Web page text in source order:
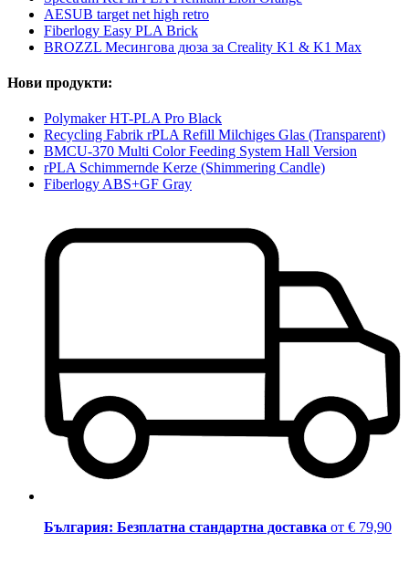
AESUB target net high retro
Fiberlogy Easy PLA Brick
BROZZL Месингова дюза за Creality K1 & K1 Max
Нови продукти:
Polymaker HT-PLA Pro Black
Recycling Fabrik rPLA Refill Milchiges Glas (Transparent)
BMCU-370 Multi Color Feeding System Hall Version
rPLA Schimmernde Kerze (Shimmering Candle)
Fiberlogy ABS+GF Gray
България: Безплатна стандартна доставка от € 79,90